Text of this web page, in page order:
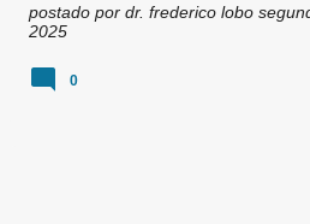
postado por dr. frederico lobo
2025
0